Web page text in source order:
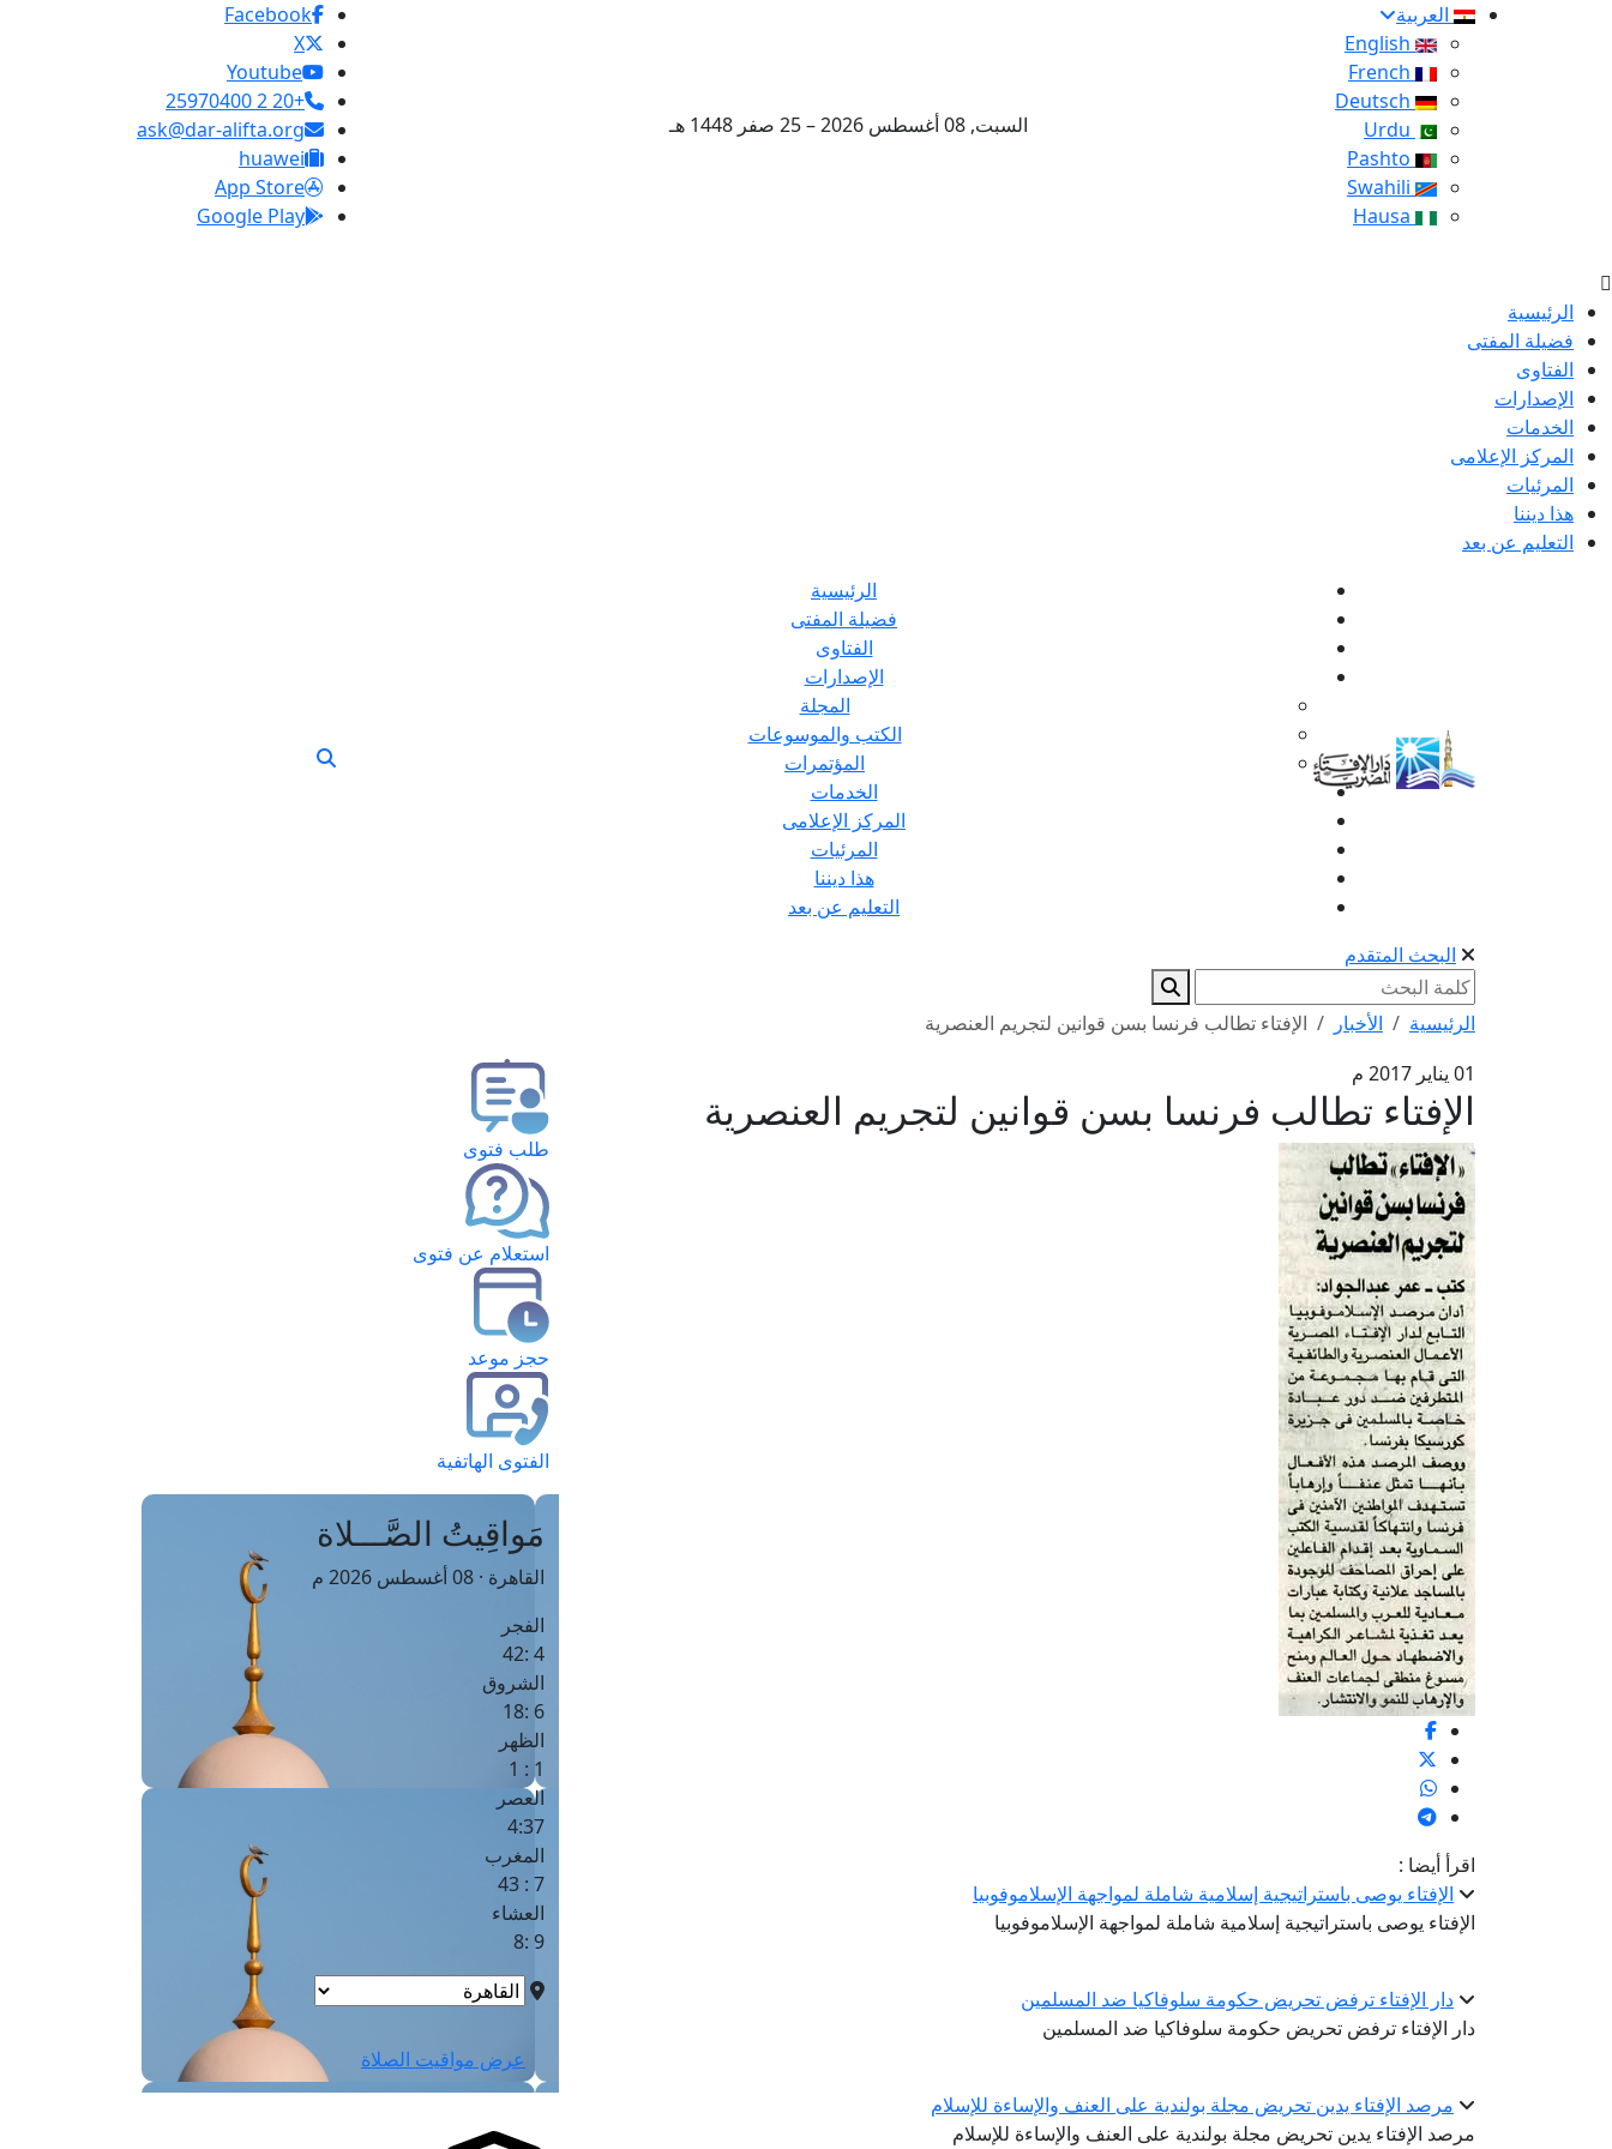
العربية
السبت, 08 أغسطس 2026 – 25 صفر 1448 هـ
Facebook
X
Youtube
+20 2 25970400
ask@dar-alifta.org
huawei
App Store
Google Play
الرئيسية
فضيلة المفتى
الفتاوى
الإصدارات
الخدمات
المركز الإعلامى
المرئيات
هذا ديننا
التعليم عن بعد
الرئيسية
فضيلة المفتى
الفتاوى
الإصدارات
المجلة
الكتب والموسوعات
المؤتمرات
الخدمات
المركز الإعلامى
المرئيات
هذا ديننا
التعليم عن بعد
البحث المتقدم
الرئيسية الأخبار
الإفتاء تطالب فرنسا بسن قوانين لتجريم العنصرية
01 يناير 2017 م
الإفتاء تطالب فرنسا بسن قوانين لتجريم العنصرية
اقرأ أيضا :
الإفتاء يوصى باستراتيجية إسلامية شاملة لمواجهة الإسلاموفوبيا
الإفتاء يوصى باستراتيجية إسلامية شاملة لمواجهة الإسلاموفوبيا
دار الإفتاء ترفض تحريض حكومة سلوفاكيا ضد المسلمين
دار الإفتاء ترفض تحريض حكومة سلوفاكيا ضد المسلمين
مرصد الإفتاء يدين تحريض مجلة بولندية على العنف والإساءة للإسلام
مرصد الإفتاء يدين تحريض مجلة بولندية على العنف والإساءة للإسلام
طلب فتوى
استعلام عن فتوى
حجز موعد
الفتوى الهاتفية
مَواقِيتُ الصَّـــلاة
القاهرة · 08 أغسطس 2026 م
الفجر
4 :42
الشروق
6 :18
الظهر
1 : 1
العصر
4:37
المغرب
7 : 43
العشاء
9 :8
عرض مواقيت الصلاة